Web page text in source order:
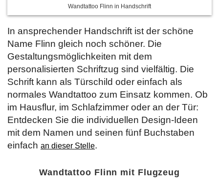
Wandtattoo Flinn in Handschrift
In ansprechender Handschrift ist der schöne
Name Flinn gleich noch schöner. Die
Gestaltungsmöglichkeiten mit dem
personalisierten Schriftzug sind vielfältig. Die
Schrift kann als Türschild oder einfach als
normales Wandtattoo zum Einsatz kommen. Ob
im Hausflur, im Schlafzimmer oder an der Tür:
Entdecken Sie die individuellen Design-Ideen
mit dem Namen und seinen fünf Buchstaben
einfach an dieser Stelle.
Wandtattoo Flinn mit Flugzeug